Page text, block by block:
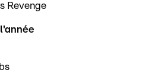
Revenge